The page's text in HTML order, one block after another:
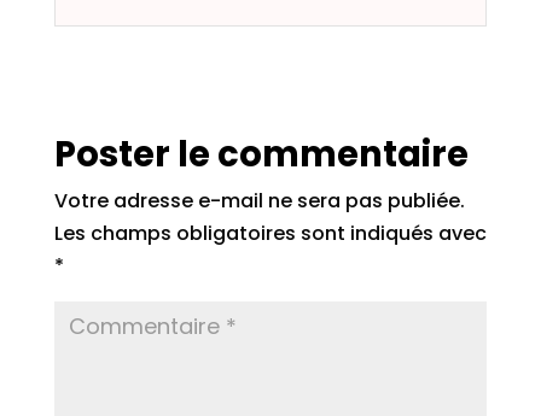
Poster le commentaire
Votre adresse e-mail ne sera pas publiée.
Les champs obligatoires sont indiqués avec
*